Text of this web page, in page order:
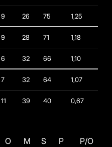
9 26 75 1,25
9 28 71 1,18
6 32 66 1,10
7 32 64 1,07
11 39 40 0,67
O M S P P/O